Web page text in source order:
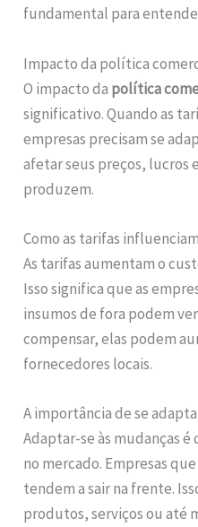
fundamental para
Impacto da política
O impacto da política
significativo. Quando as
empresas precisam se
afetar seus preços, lucros
produzem.
Como as tarifas
As tarifas aumentam o
Isso significa que as
insumos de fora podem
compensar, elas podem
fornecedores locais.
A importância de se
Adaptar-se às mudanças
no mercado. Empresas
tendem a sair na frente.
produtos, serviços ou até